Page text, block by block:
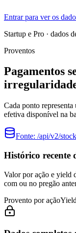
Entrar para ver os
Startup e Pro · dados
Proventos
Pagamentos
Cada ponto
efetiva disponível na
Fonte: /api/v2/
Histórico recente
Valor por ação e yield
com ou no pregão
Provento por ação